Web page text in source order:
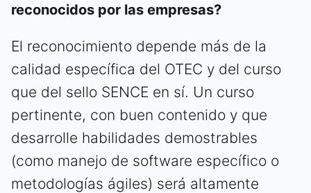
reconocidos por las empresas?
El reconocimiento depende más de la
calidad específica del OTEC y del curso
que del sello SENCE en sí. Un curso
pertinente, con buen contenido y que
desarrolle habilidades demostrables
(como manejo de software específico o
metodologías ágiles) será altamente